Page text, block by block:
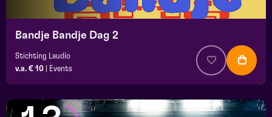
Bandje Bandje Dag 2
Stichting Laudio
v.a. € 10
Events